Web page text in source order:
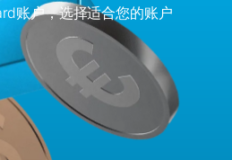
账户，选择适合您的账户